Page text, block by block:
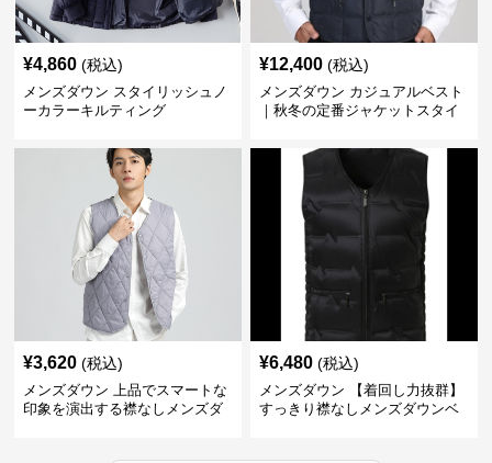
¥4,860 (税込)
メンズダウン スタイリッシュノ
ーカラーキルティング
¥12,400 (税込)
メンズダウン カジュアルベスト
｜秋冬の定番ジャケットスタイ
¥3,620 (税込)
メンズダウン 上品でスマートな
印象を演出する襟なしメンズダ
¥6,480 (税込)
メンズダウン 【着回し力抜群】
すっきり襟なしメンズダウンベ